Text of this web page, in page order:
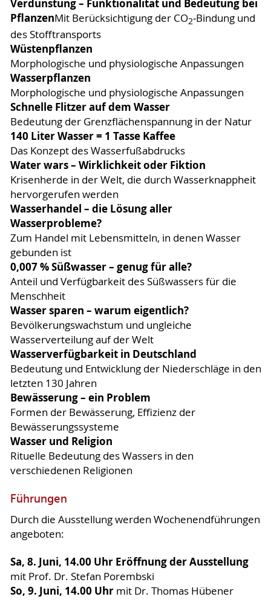
Verdunstung – Funktionalität und Bedeutung bei
PflanzenMit Berücksichtigung der CO2‐Bindung und
des Stofftransports
Wüstenpflanzen
Morphologische und physiologische Anpassungen
Wasserpflanzen
Morphologische und physiologische Anpassungen
Schnelle Flitzer auf dem Wasser
Bedeutung der Grenzflächenspannung in der Natur
140 Liter Wasser = 1 Tasse Kaffee
Das Konzept des Wasserfußabdrucks
Water wars – Wirklichkeit oder Fiktion
Krisenherde in der Welt, die durch Wasserknappheit
hervorgerufen werden
Wasserhandel – die Lösung aller
Wasserprobleme?
Zum Handel mit Lebensmitteln, in denen Wasser
gebunden ist
0,007 % Süßwasser – genug für alle?
Anteil und Verfügbarkeit des Süßwassers für die
Menschheit
Wasser sparen – warum eigentlich?
Bevölkerungswachstum und ungleiche
Wasserverteilung auf der Welt
Wasserverfügbarkeit in Deutschland
Bedeutung und Entwicklung der Niederschläge in den
letzten 130 Jahren
Bewässerung – ein Problem
Formen der Bewässerung, Effizienz der
Bewässerungssysteme
Wasser und Religion
Rituelle Bedeutung des Wassers in den
verschiedenen Religionen
Führungen
Durch die Ausstellung werden Wochenendführungen
angeboten:
Sa, 8. Juni, 14.00 Uhr Eröffnung der Ausstellung
mit Prof. Dr. Stefan Porembski
So, 9. Juni, 14.00 Uhrmit Dr. Thomas Hübener